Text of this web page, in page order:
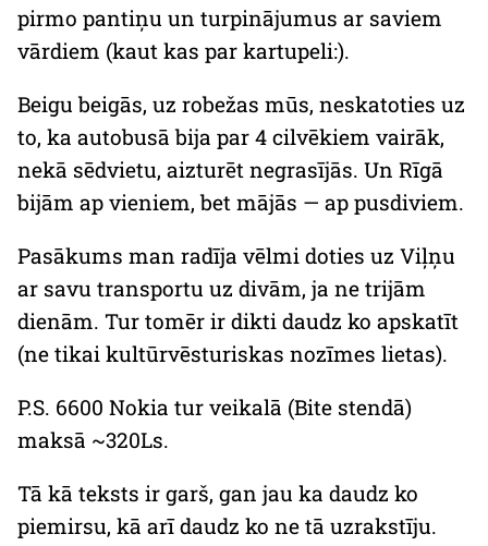
pirmo pantiņu un turpinājumus ar saviem
vārdiem (kaut kas par kartupeli:).
Beigu beigās, uz robežas mūs, neskatoties uz
to, ka autobusā bija par 4 cilvēkiem vairāk,
nekā sēdvietu, aizturēt negrasījās. Un Rīgā
bijām ap vieniem, bet mājās — ap pusdiviem.
Pasākums man radīja vēlmi doties uz Viļņu
ar savu transportu uz divām, ja ne trijām
dienām. Tur tomēr ir dikti daudz ko apskatīt
(ne tikai kultūrvēsturiskas nozīmes lietas).
P.S. 6600 Nokia tur veikalā (Bite stendā)
maksā ~320Ls.
Tā kā teksts ir garš, gan jau ka daudz ko
piemirsu, kā arī daudz ko ne tā uzrakstīju.